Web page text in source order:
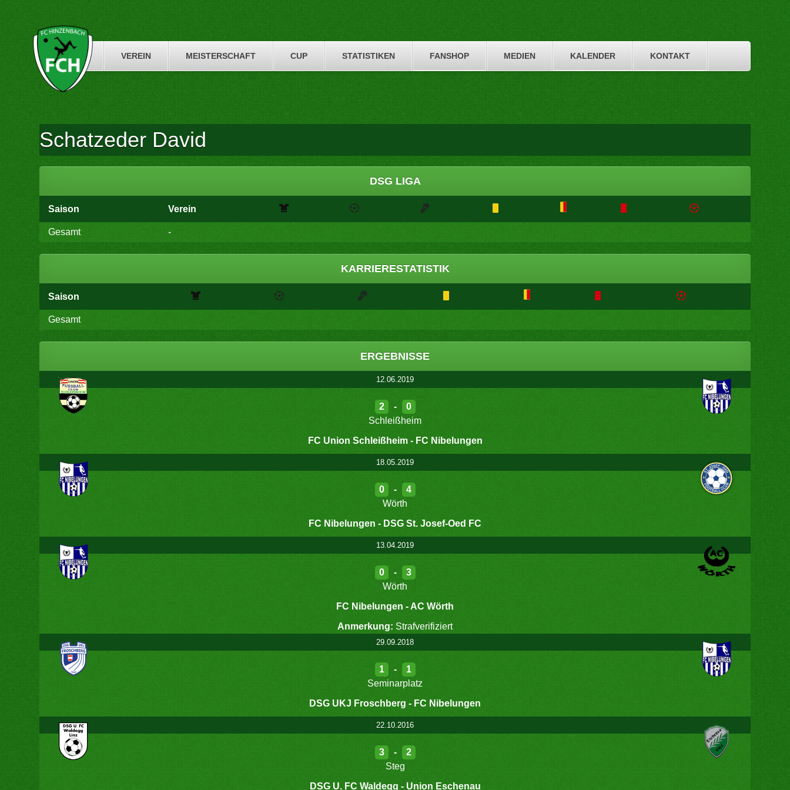
VEREIN MEISTERSCHAFT CUP STATISTIKEN FANSHOP MEDIEN KALENDER KONTAKT
Schatzeder David
DSG LIGA
Saison Verein
Gesamt -
KARRIERESTATISTIK
Saison
Gesamt
ERGEBNISSE
12.06.2019
2 -
0
Schleißheim
FC Union Schleißheim - FC Nibelungen
18.05.2019
0 -
4
Wörth
FC Nibelungen - DSG St. Josef-Oed FC
13.04.2019
0 -
3
Wörth
FC Nibelungen - AC Wörth
Anmerkung: Strafverifiziert
29.09.2018
1 -
1
Seminarplatz
DSG UKJ Froschberg - FC Nibelungen
22.10.2016
3 -
2
Steg
DSG U. FC Waldegg - Union Eschenau